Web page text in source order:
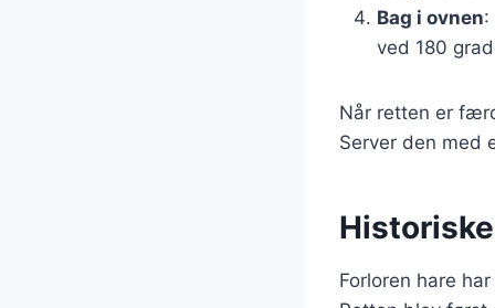
Bag i ovnen:
ved 180
Når retten er
Server den med
Forloren hare